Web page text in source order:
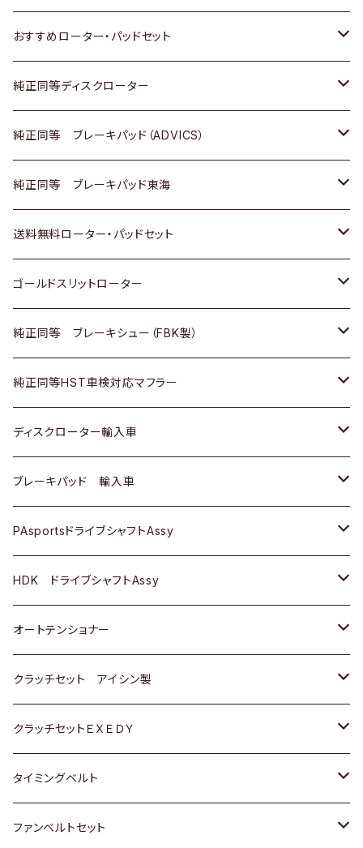
ダイハツ
マツダ
三菱
スバル
日野
三菱ふそう
ＢＭＷ
いすゞ
ダイハツ
マツダ
三菱
日野
三菱ふそう
いすゞ
ダイハツ
三菱
日野
三菱ふそう
その他
スズキ
日産
ダイハツ
マツダ
三菱
スバル
ホンダ
スズキ
日産
いすゞ
ダイハツ
マツダ
三菱
スバル
トヨタ
日産
いすゞ
ダイハツ
マツダ
三菱
おすすめローター・パッドセット
トヨタ
ホンダ
スズキ
日産
ダイハツ
マツダ
三菱
スバル
純正同等ディスクローター
トヨタ
ホンダ
スズキ
日産
いすゞ
ダイハツ
マツダ
三菱
スバル
ＢＥＮＺ
純正同等 ブレーキパッド（ADVICS）
トヨタ
ホンダ
スズキ
日産
ダイハツ
マツダ
三菱
スバル
純正同等 ブレーキパッド東海
トヨタ
ホンダ
日産
いすゞ
ダイハツ
マツダ
三菱
スバル
送料無料ローター・パッドセット
トヨタ
ホンダ
スズキ
日産
ダイハツ
マツダ
三菱
スバル
ゴールドスリットローター
トヨタ
ホンダ
スズキ
日産
ダイハツ
マツダ
三菱
スバル
純正同等 ブレーキシュー（FBK製）
ホンダ
スズキ
日産
ダイハツ
マツダ
三菱
スバル
純正同等HST車検対応マフラー
トヨタ
ホンダ
スズキ
日産
いすゞ
ダイハツ
マツダ
三菱
スバル
ディスクローター輸入車
ＡＵＤＩ
ＢＥＮＺ
ＢＭＷ
GOLF
ＷＡＧＥＮ
アストロ（シボレー）
クライスラー
ブレーキパッド 輸入車
ＢＥＮＺ
ＢＭＷ
ＷＡＧＥＮ
ＶＯＬＶＯ
PAsportsドライブシャフトAssy
トヨタ
ホンダ
スズキ
日産
ダイハツ
マツダ
HDK ドライブシャフトAssy
スズキ
ダイハツ
日産
ホンダ
マツダ
オートテンショナー
トヨタ
クラッチセット アイシン製
ホンダ
スズキ
ダイハツ
クラッチセットＥＸＥＤＹ
ホンダ
スズキ
タイミングベルト
トヨタ
ファンベルトセット